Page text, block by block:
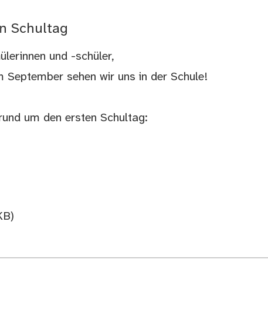
Schultag
und -schüler,
sehen wir uns in der Schule!
um den ersten Schultag: